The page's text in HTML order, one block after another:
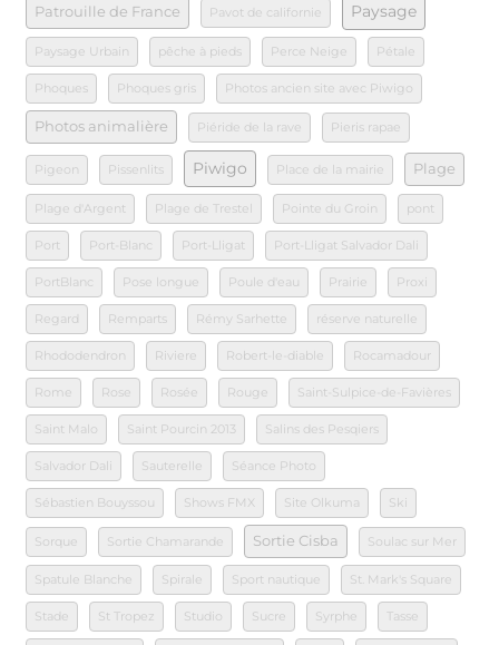
Patrouille de France Pavot de californie Paysage
Paysage Urbain pêche à pieds Perce Neige Pétale
Phoques Phoques gris Photos ancien site avec Piwigo
Photos animalière Piéride de la rave Pieris rapae
Pigeon Pissenlits Piwigo Place de la mairie Plage
Plage d'Argent Plage de Trestel Pointe du Groin pont
Port Port-Blanc Port-Lligat Port-Lligat Salvador Dali
PortBlanc Pose longue Poule d'eau Prairie Proxi
Regard Remparts Rémy Sarhette réserve naturelle
Rhododendron Riviere Robert-le-diable Rocamadour
Rome Rose Rosée Rouge Saint-Sulpice-de-Favières
Saint Malo Saint Pourcin 2013 Salins des Pesqiers
Salvador Dali Sauterelle Séance Photo
Sébastien Bouyssou Shows FMX Site Olkuma Ski
Sorque Sortie Chamarande Sortie Cisba Soulac sur Mer
Spatule Blanche Spirale Sport nautique St. Mark's Square
Stade St Tropez Studio Sucre Syrphe Tasse